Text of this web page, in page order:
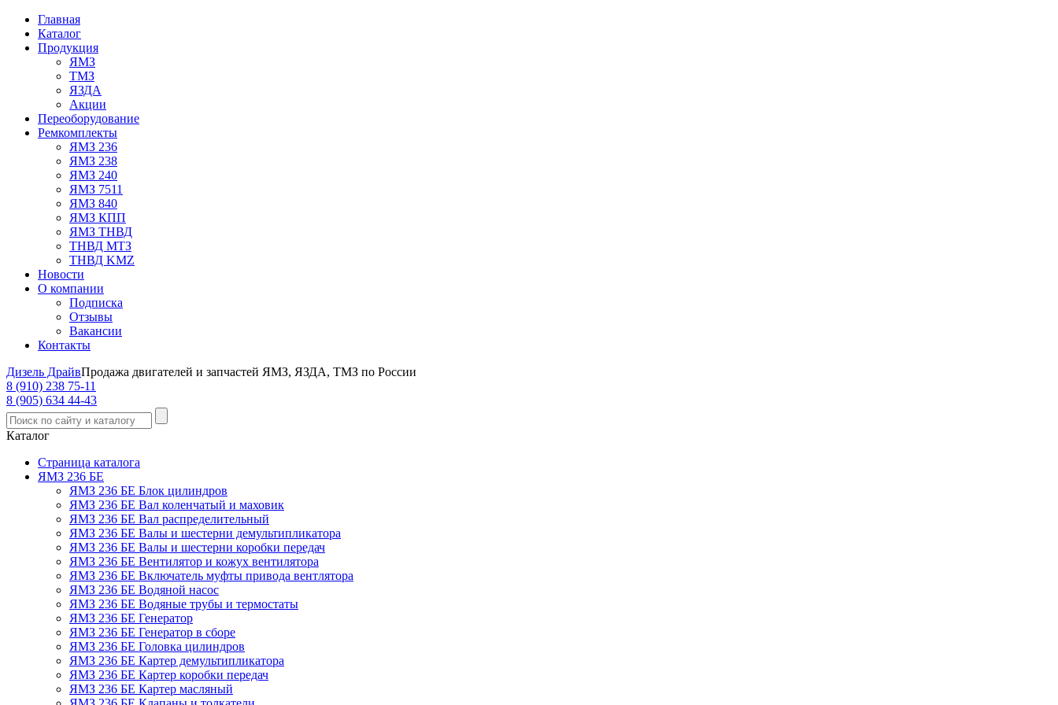
Главная
Каталог
Продукция
ЯМЗ
ТМЗ
ЯЗДА
Акции
Переоборудование
Ремкомплекты
ЯМЗ 236
ЯМЗ 238
ЯМЗ 240
ЯМЗ 7511
ЯМЗ 840
ЯМЗ КПП
ЯМЗ ТНВД
ТНВД МТЗ
ТНВД KMZ
Новости
О компании
Подписка
Отзывы
Вакансии
Контакты
Дизель ДрайвПродажа двигателей и запчастей ЯМЗ, ЯЗДА, ТМЗ по России
8 (910) 238 75-11
8 (905) 634 44-43
Каталог
Страница каталога
ЯМЗ 236 БЕ
ЯМЗ 236 БЕ Блок цилиндров
ЯМЗ 236 БЕ Вал коленчатый и маховик
ЯМЗ 236 БЕ Вал распределительный
ЯМЗ 236 БЕ Валы и шестерни демультипликатора
ЯМЗ 236 БЕ Валы и шестерни коробки передач
ЯМЗ 236 БЕ Вентилятор и кожух вентилятора
ЯМЗ 236 БЕ Включатель муфты привода вентлятора
ЯМЗ 236 БЕ Водяной насос
ЯМЗ 236 БЕ Водяные трубы и термостаты
ЯМЗ 236 БЕ Генератор
ЯМЗ 236 БЕ Генератор в сборе
ЯМЗ 236 БЕ Головка цилиндров
ЯМЗ 236 БЕ Картер демультипликатора
ЯМЗ 236 БЕ Картер коробки передач
ЯМЗ 236 БЕ Картер масляный